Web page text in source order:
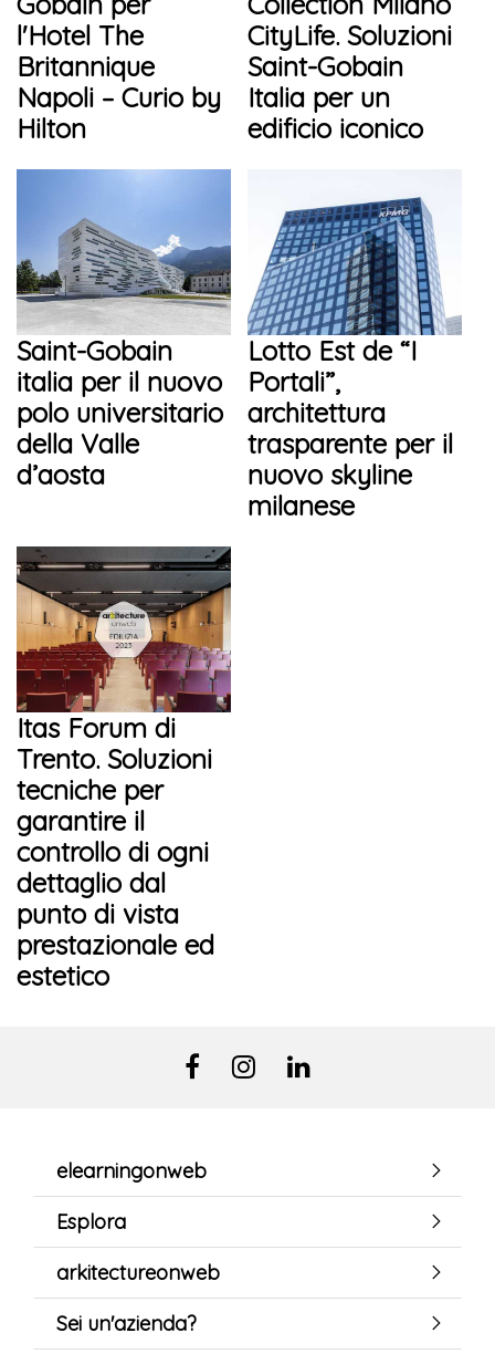
l'Hotel The
Britannique
Napoli – Curio by
Hilton
CityLife. Soluzioni
Saint-Gobain
Italia per un
edificio iconico
Saint-Gobain
italia per il nuovo
polo universitario
della Valle
d’aosta
Lotto Est de “I
Portali”,
architettura
trasparente per il
nuovo skyline
milanese
Itas Forum di
Trento. Soluzioni
tecniche per
garantire il
controllo di ogni
dettaglio dal
punto di vista
prestazionale ed
estetico
elearningonweb
Esplora
arkitectureonweb
Sei un'azienda?